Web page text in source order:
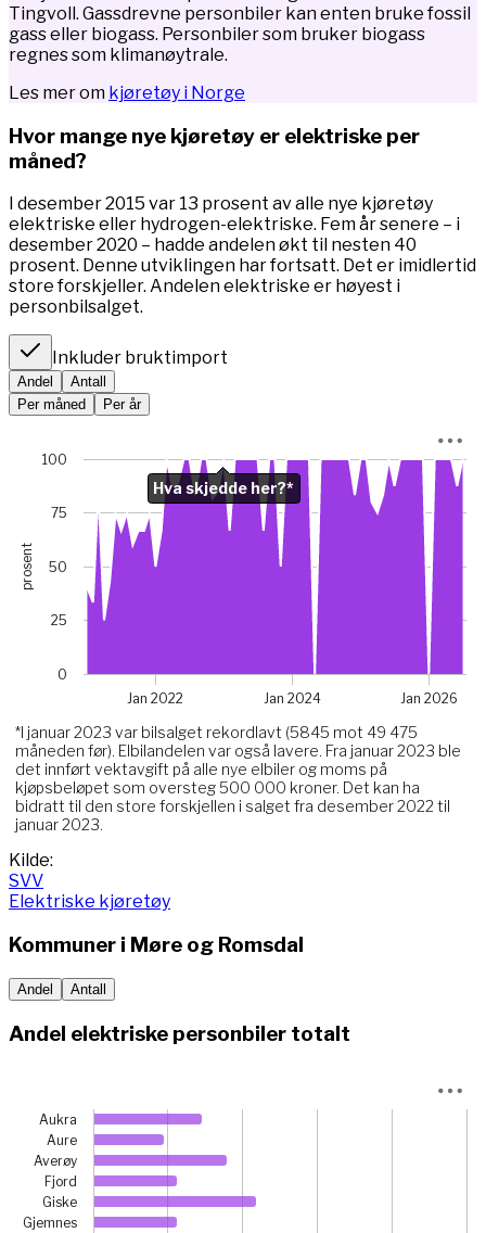
Tingvoll. Gassdrevne personbiler kan enten bruke fossil
gass eller biogass. Personbiler som bruker biogass
regnes som klimanøytrale.
Les mer om kjøretøy i Norge
Hvor mange nye kjøretøy er elektriske per
måned?
I desember 2015 var 13 prosent av alle nye kjøretøy
elektriske eller hydrogen-elektriske. Fem år senere – i
desember 2020 – hadde andelen økt til nesten 40
prosent. Denne utviklingen har fortsatt. Det er imidlertid
store forskjeller. Andelen elektriske er høyest i
personbilsalget.
Inkluder bruktimport
Andel
Antall
Per måned
Per år
Chart with 67 data points.
*I januar 2023 var bilsalget rekordlavt (5845 mot 49
View as data table, Chart
The chart has 1 X axis displaying Time. Data ranges from
The chart has 1 Y axis displaying prosent. Data ranges
Chart annotations summary
Hva skjedde her?*. Related to Elektriske, data point
prosent
*I januar 2023 var bilsalget rekordlavt (5845 mot 49 475
måneden før). Elbilandelen var også lavere. Fra januar 2023 ble
det innført vektavgift på alle nye elbiler og moms på
kjøpsbeløpet som oversteg 500 000 kroner. Det kan ha
bidratt til den store forskjellen i salget fra desember 2022 til
januar 2023.
Jan 2022 Jan 2024 Jan 2026
0
25
50
75
100
Hva skjedde her?*
End of interactive chart.
Kilde:
SVV
Elektriske kjøretøy
Kommuner i Møre og Romsdal
Andel Antall
Andel elektriske personbiler totalt
Bar chart with 26 bars.
View as data table, Chart
The chart has 1 X axis displaying categories.
The chart has 1 Y axis displaying prosent. Data ranges
Aukra
Aure
Averøy
Fjord
Giske
Gjemnes